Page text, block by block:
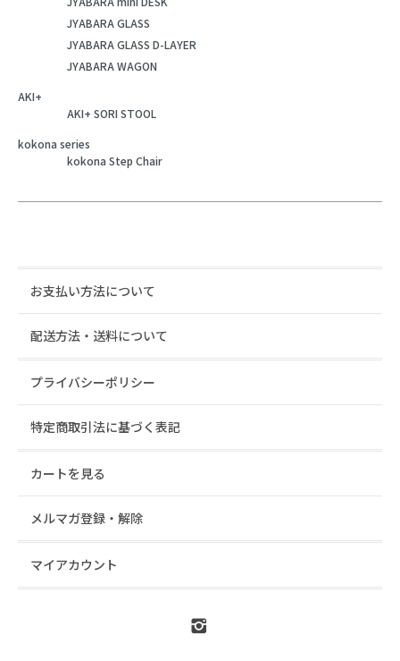
JYABARA GLASS
JYABARA GLASS D-LAYER
JYABARA WAGON
AKI+
AKI+ SORI STOOL
kokona series
kokona Step Chair
お支払い方法について
配送方法・送料について
プライバシーポリシー
特定商取引法に基づく表記
カートを見る
メルマガ登録・解除
マイアカウント